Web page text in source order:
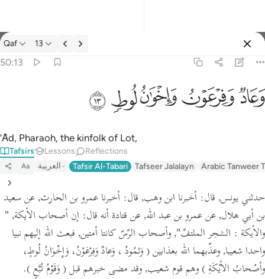
Tafsir: Qaf 50:13
Qaf 13
50:13
وَعَادٌۭ وَفِرْعَوْنُ وَإِخْوَٰنُ لُوطٍۢ ١٣
ﲳﲴﲵﲶﲷ
’Ȃd, Pharaoh, the kinfolk of Lot,
Tafsirs Lessons Reflections
Aa العربية Tafsir Al-Tabari Tafseer Jalalayn Arabic Tanweer
حدثني يونس, قال: أخبرنا ابن وهب, قال: أخبرنا عمرو بن الحارث, عن سعيد
بن أبي هلال, عن عمرو بن عبد الله, عن قتادة أنه قال: إن أصحاب الأيكة, "
والأيكة : الشجر الملتفّ", وأصحاب الرّسّ كانتا أمتين, فبعث الله إليهم نبيا
واحدا شعيبا, وعذّبهما الله بعذابين( وَثمُودُ ، وَعادٌ وَفِرْعَوْنُ، وَإِخْوَانُ لُوطٍ،
وأصْحابُ الأيْكَةِ ) وهم قوم شعيب, وقد مضى خبرهم قبل( وَقَوْمُ تُبَّعٍ ).